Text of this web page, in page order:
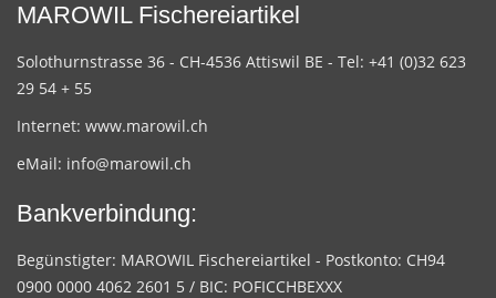
MAROWIL Fischereiartikel
Solothurnstrasse 36 - CH-4536 Attiswil BE - Tel: +41 (0)32 623
29 54 + 55
Internet: www.marowil.ch
eMail: info@marowil.ch
Bankverbindung:
Begünstigter: MAROWIL Fischereiartikel - Postkonto: CH94
0900 0000 4062 2601 5 / BIC: POFICCHBEXXX